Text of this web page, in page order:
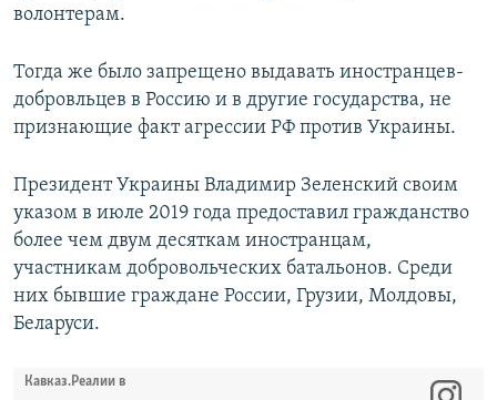
волонтерам.
Тогда же было запрещено выдавать иностранцев-
добровльцев в Россию и в другие государства, не
признающие факт агрессии РФ против Украины.
Президент Украины Владимир Зеленский своим
указом в июле 2019 года предоставил гражданство
более чем двум десяткам иностранцам,
участникам добровольческих батальонов. Среди
них бывшие граждане России, Грузии, Молдовы,
Беларуси.
Кавказ.Реалии в